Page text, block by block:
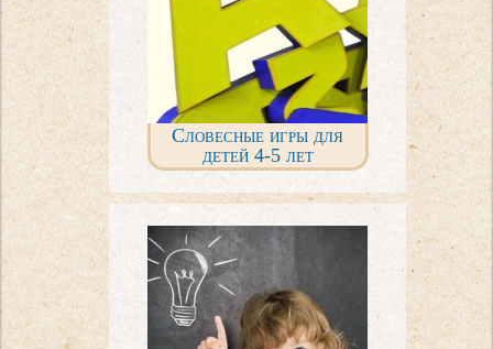
Словесные игры для
детей 4-5 лет